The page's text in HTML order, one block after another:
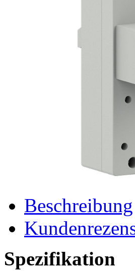
Beschreibung
Spezifikation